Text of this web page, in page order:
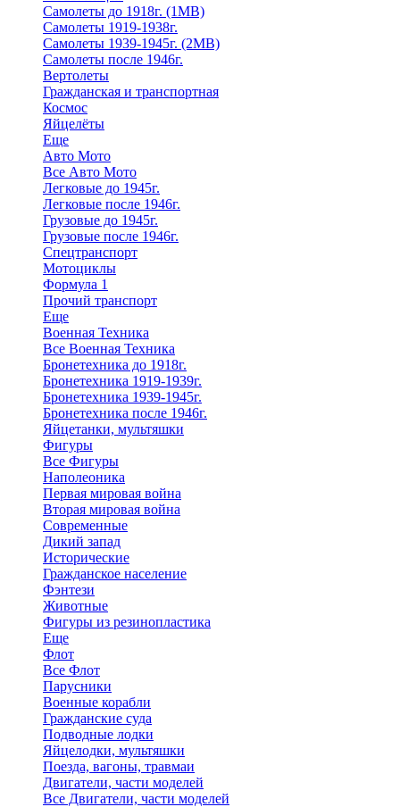
Самолеты до 1918г. (1МВ)
Самолеты 1919-1938г.
Самолеты 1939-1945г. (2МВ)
Самолеты после 1946г.
Вертолеты
Гражданская и транспортная
Космос
Яйцелёты
Еще
Авто Мото
Все Авто Мото
Легковые до 1945г.
Легковые после 1946г.
Грузовые до 1945г.
Грузовые после 1946г.
Спецтранспорт
Мотоциклы
Формула 1
Прочий транспорт
Еще
Военная Техника
Все Военная Техника
Бронетехника до 1918г.
Бронетехника 1919-1939г.
Бронетехника 1939-1945г.
Бронетехника после 1946г.
Яйцетанки, мультяшки
Фигуры
Все Фигуры
Наполеоника
Первая мировая война
Вторая мировая война
Современные
Дикий запад
Исторические
Гражданское население
Фэнтези
Животные
Фигуры из резинопластика
Еще
Флот
Все Флот
Парусники
Военные корабли
Гражданские суда
Подводные лодки
Яйцелодки, мультяшки
Поезда, вагоны, травмаи
Двигатели, части моделей
Все Двигатели, части моделей